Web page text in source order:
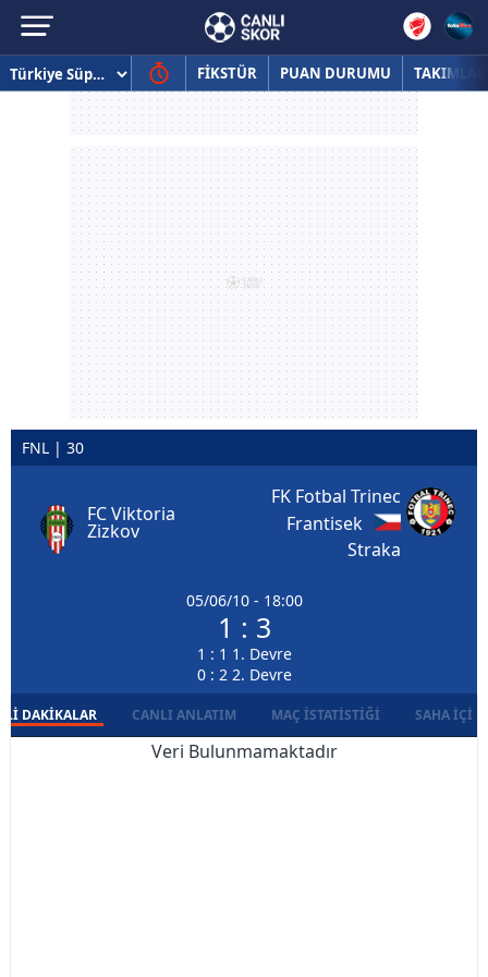
FİKSTÜR PUAN DURUMU TAKIMLAR
FNL | 30
FC Viktoria
Zizkov
05/06/10 - 18:00
1 : 3
1 : 1 1. Devre
0 : 2 2. Devre
FK Fotbal Trinec
Frantisek
Straka
DAKIKALAR CANLI ANLATIM MAÇ İSTATISTIĞI SAHA İÇI
Veri Bulunmamaktadır